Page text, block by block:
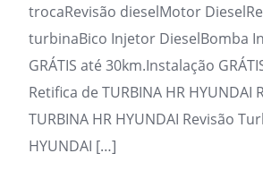
trocaRevisão dieselMotor
turbinaBico Injetor DieselBomba
GRÁTIS até 30km.Instalação
Retifica de TURBINA HR HYUNDAI
TURBINA HR HYUNDAI Revisão
HYUNDAI […]